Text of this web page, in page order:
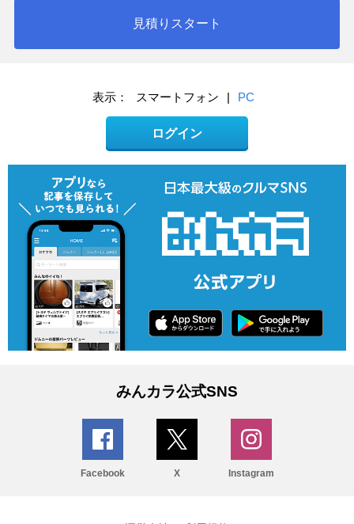
見積りスタート
表示： スマートフォン | PC
ログイン
みんカラ公式SNS
Facebook X Instagram